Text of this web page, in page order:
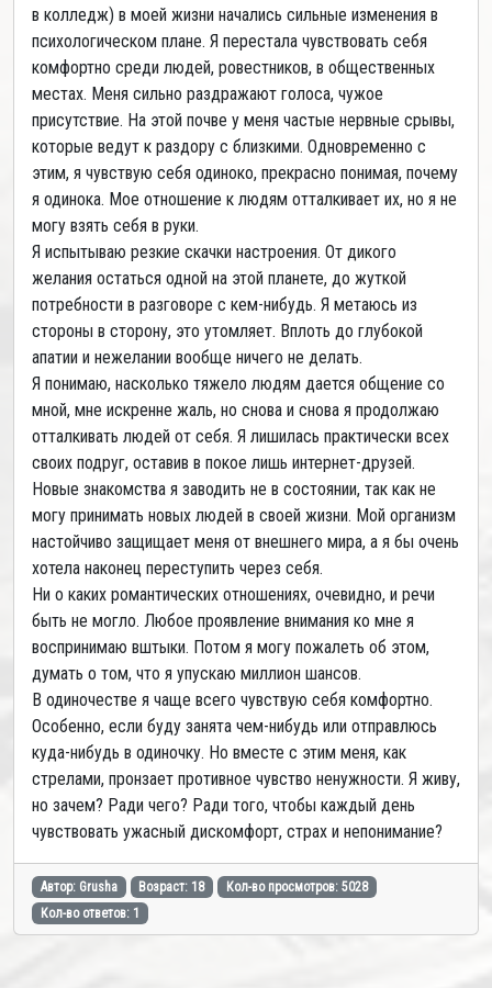
в колледж) в моей жизни начались сильные изменения в
психологическом плане. Я перестала чувствовать себя
комфортно среди людей, ровестников, в общественных
местах. Меня сильно раздражают голоса, чужое
присутствие. На этой почве у меня частые нервные срывы,
которые ведут к раздору с близкими. Одновременно с
этим, я чувствую себя одиноко, прекрасно понимая, почему
я одинока. Мое отношение к людям отталкивает их, но я не
могу взять себя в руки.
Я испытываю резкие скачки настроения. От дикого
желания остаться одной на этой планете, до жуткой
потребности в разговоре с кем-нибудь. Я метаюсь из
стороны в сторону, это утомляет. Вплоть до глубокой
апатии и нежелании вообще ничего не делать.
Я понимаю, насколько тяжело людям дается общение со
мной, мне искренне жаль, но снова и снова я продолжаю
отталкивать людей от себя. Я лишилась практически всех
своих подруг, оставив в покое лишь интернет-друзей.
Новые знакомства я заводить не в состоянии, так как не
могу принимать новых людей в своей жизни. Мой организм
настойчиво защищает меня от внешнего мира, а я бы очень
хотела наконец переступить через себя.
Ни о каких романтических отношениях, очевидно, и речи
быть не могло. Любое проявление внимания ко мне я
воспринимаю вштыки. Потом я могу пожалеть об этом,
думать о том, что я упускаю миллион шансов.
В одиночестве я чаще всего чувствую себя комфортно.
Особенно, если буду занята чем-нибудь или отправлюсь
куда-нибудь в одиночку. Но вместе с этим меня, как
стрелами, пронзает противное чувство ненужности. Я живу,
но зачем? Ради чего? Ради того, чтобы каждый день
чувствовать ужасный дискомфорт, страх и непонимание?
Автор: Grusha Возраст: 18
Кол-во просмотров: 5028
Кол-во ответов: 1